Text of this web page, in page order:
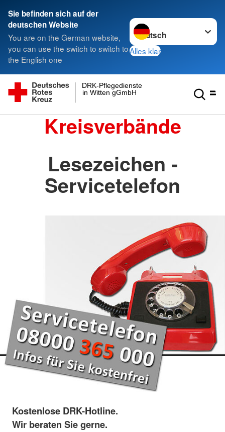
Sie befinden sich auf der
deutschen Website
You are on the German website,
you can use the switch to switch to
the English one
Sprache wechseln zu
Alles klar
in Witten gGmbH
DRK-Pflegedienste
Kreisverbände
Lesezeichen -
Servicetelefon
Kostenlose DRK-Hotline.
Wir beraten Sie gerne.